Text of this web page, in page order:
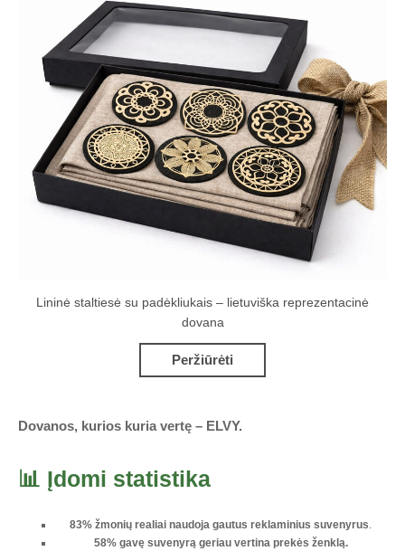
Dovanos, kurios kuria vertę – ELVY.
📊 Įdomi statistika
83% žmonių realiai naudoja gautus reklaminius suvenyrus.
58% gavę suvenyrą geriau vertina prekės ženklą.
Lininė staltiesė su padėkliukais – lietuviška reprezentacinė
dovana
Peržiūrėti